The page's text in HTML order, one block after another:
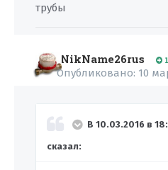
трубы
NikName26rus
Опубликовано: 10
В 10.03.2016 в
сказал: